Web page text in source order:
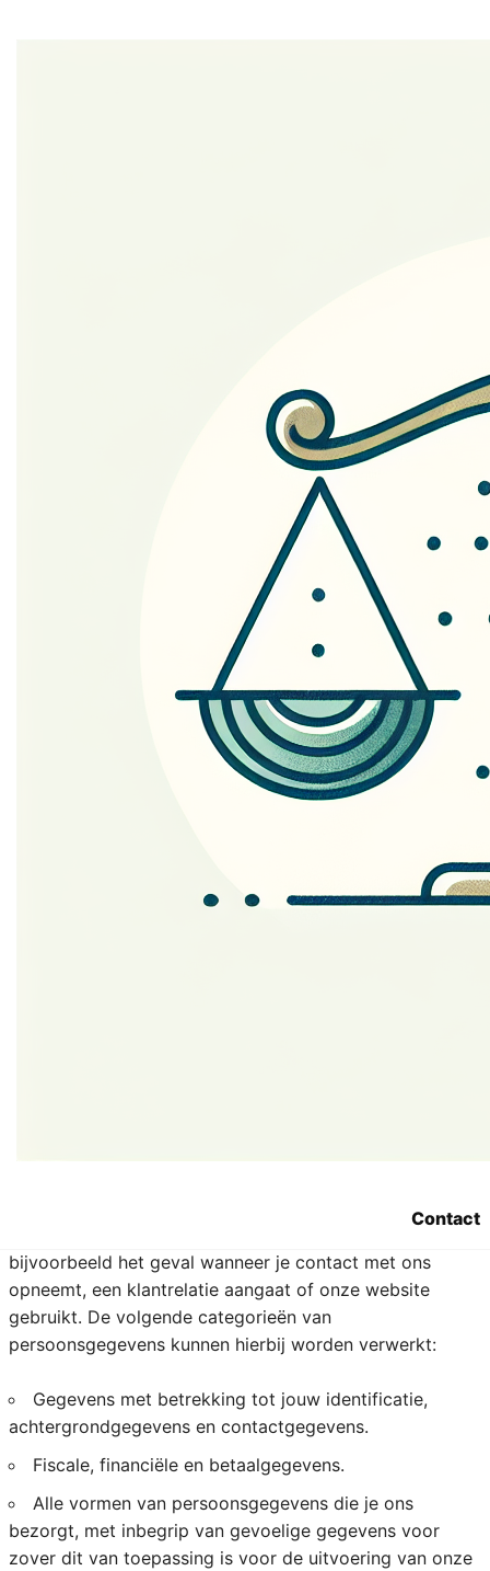
Contact
2. Wie is verantwoordelijk
voor dit privacy beleid?
Edge.be NV, met maatschappelijke zetel gelegen te
2060 Antwerpen aan de Oudesteenweg 87, Bus 3 met
Ondernemingsnummer BE0459777624 is de
verantwoordelijke voor het privacybeleid. Voor alle
vragen en/of opmerkingen kan je terecht op het
hierboven vermelde adres of op het emailadres
3. Wijziging en update van
We kunnen het privacybeleid op elk moment wijzigen,
je onze diensten aan te bieden. We respecteren hierbij
bijvoorbeeld het geval wanneer je contact met ons
opneemt, een klantrelatie aangaat of onze website
gebruikt. De volgende categorieën van
persoonsgegevens kunnen hierbij worden verwerkt:
Gegevens met betrekking tot jouw identificatie,
achtergrondgegevens en contactgegevens.
Fiscale, financiële en betaalgegevens.
Alle vormen van persoonsgegevens die je ons
bezorgt, met inbegrip van gevoelige gegevens voor
zover dit van toepassing is voor de uitvoering van onze